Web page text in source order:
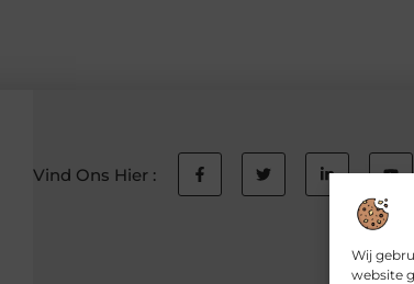
Wij
website
Vind Ons Hier :